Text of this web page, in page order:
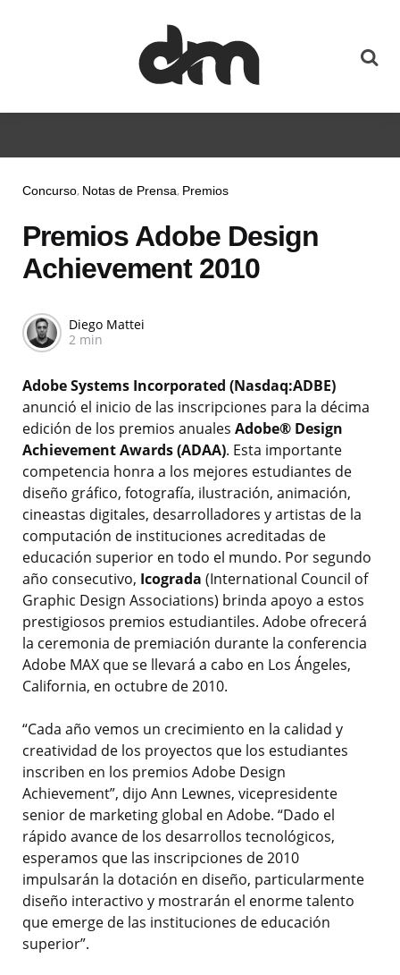
Concurso Notas de Prensa Premios
Premios Adobe Design
Achievement 2010
Diego Mattei
2 min
Adobe Systems Incorporated (Nasdaq:ADBE)
anunció el inicio de las inscripciones para la décima
edición de los premios anuales Adobe® Design
Achievement Awards (ADAA). Esta importante
competencia honra a los mejores estudiantes de
diseño gráfico, fotografía, ilustración, animación,
cineastas digitales, desarrolladores y artistas de la
computación de instituciones acreditadas de
educación superior en todo el mundo. Por segundo
año consecutivo, Icograda (International Council of
Graphic Design Associations) brinda apoyo a estos
prestigiosos premios estudiantiles. Adobe ofrecerá
la ceremonia de premiación durante la conferencia
Adobe MAX que se llevará a cabo en Los Ángeles,
California, en octubre de 2010.
“Cada año vemos un crecimiento en la calidad y
creatividad de los proyectos que los estudiantes
inscriben en los premios Adobe Design
Achievement”, dijo Ann Lewnes, vicepresidente
senior de marketing global en Adobe. “Dado el
rápido avance de los desarrollos tecnológicos,
esperamos que las inscripciones de 2010
impulsarán la dotación en diseño, particularmente
diseño interactivo y mostrarán el enorme talento
que emerge de las instituciones de educación
superior”.